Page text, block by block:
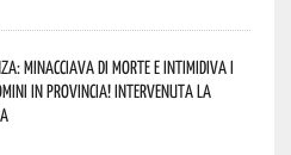
minacciava di morte e intimidiva i
in provincia! Intervenuta la